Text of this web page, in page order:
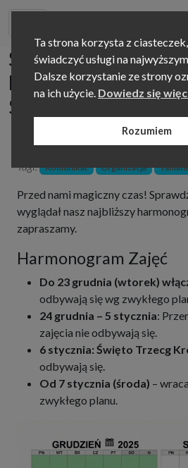
Świąteczno-
Harmonogram i
Szkole
Oktavia Bujnowicz
Data publikacji:2025-12-16
Tagi:
Komunikat Organizacja
Przed nami magiczny czas!
wyglądał nasz najbliższy
zapraszamy.
Harmonogram Zajęć
Do 23 grudnia (wtorek)
odbywają się wg zwykłego
24 grudnia – 5 stycznia:
zajęcia nie odbywają się.
6 stycznia: Święto Trzecg
odbywają się.
Od 7 stycznia (środa) –
zwykłego planu.
Ta strona korzysta z
świadczyć usługi na
Dalsze korzystanie ze strony
na ich użycie. Dowiedz się
Rozumiem